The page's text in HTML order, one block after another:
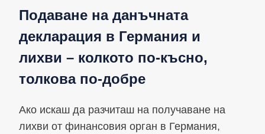
Подаване на данъчната
декларация в Германия и
лихви – колкото по-късно,
толкова по-добре
Ако искаш да разчиташ на получаване на
лихви от финансовия орган в Германия,